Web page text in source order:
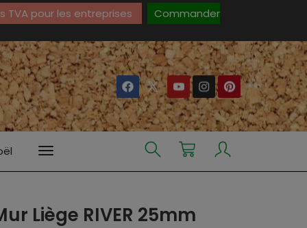
TVA pour les entreprises
Commander
Liège RIVER 25mm